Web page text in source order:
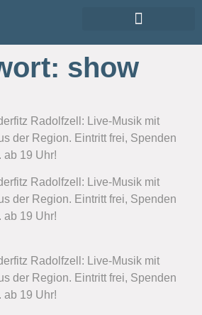
show
Radolfzell: Live-Musik mit
der Region. Eintritt frei, Spenden
ab 19 Uhr!
Radolfzell: Live-Musik mit
der Region. Eintritt frei, Spenden
ab 19 Uhr!
Radolfzell: Live-Musik mit
der Region. Eintritt frei, Spenden
ab 19 Uhr!